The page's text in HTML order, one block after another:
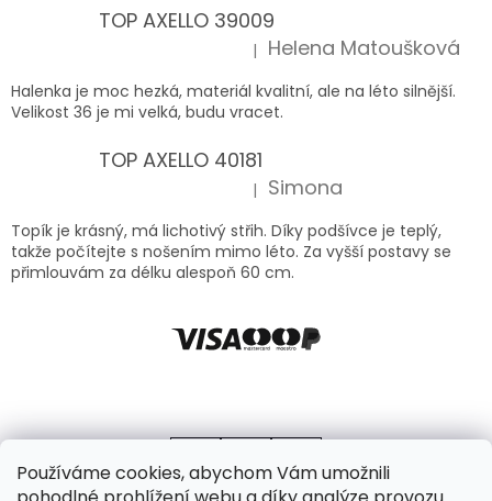
Používáme cookies, abychom Vám umožnili
TOP AXELLO 39009
Hodnocení produktu je 5 z 5 hvězdiček.
| Helena Matoušková
Halenka je moc hezká, materiál kvalitní, ale na léto silnější.
Velikost 36 je mi velká, budu vracet.
TOP AXELLO 40181
Hodnocení produktu je 5 z 5 hvězdiček.
| Simona
Topík je krásný, má lichotivý střih. Díky podšívce je teplý,
takže počítejte s nošením mimo léto. Za vyšší postavy se
přimlouvám za délku alespoň 60 cm.